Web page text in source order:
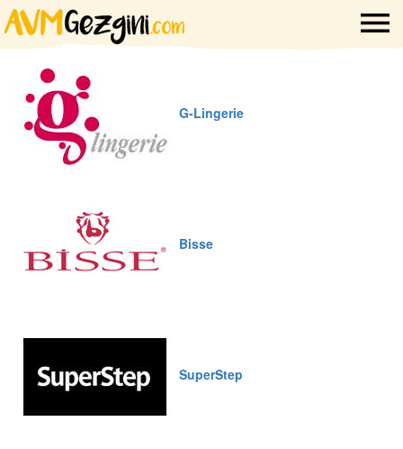
G-Lingerie
Bisse
SuperStep